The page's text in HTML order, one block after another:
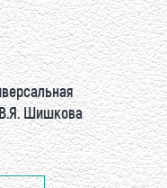
В.Я. Шишкова